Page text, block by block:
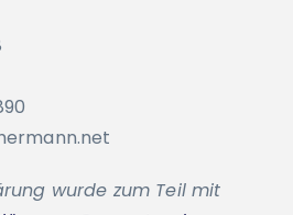
wurde zum Teil mit